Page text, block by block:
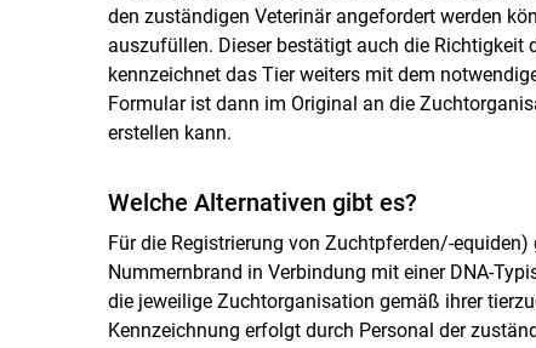
den zuständigen Veterinär angefordert werden
auszufüllen. Dieser bestätigt auch die Richtigkeit
kennzeichnet das Tier weiters mit dem
Formular ist dann im Original an die
erstellen kann.
Welche Alternativen gibt es?
Für die Registrierung von Zuchtpferden/-
Nummernbrand in Verbindung mit einer DNA-
die jeweilige Zuchtorganisation gemäß ihrer
Kennzeichnung erfolgt durch Personal der